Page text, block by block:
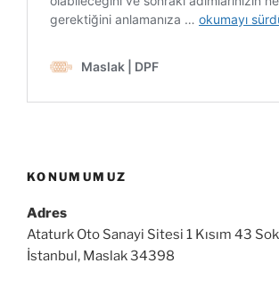
KONUMUMUZ
Adres
Ataturk Oto Sanayi Sitesi 1 Kısım 43
İstanbul, Maslak 34398